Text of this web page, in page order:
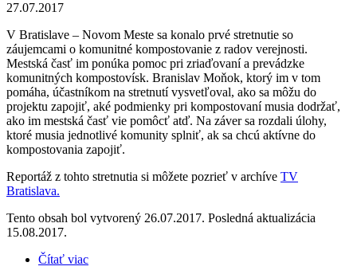
27.07.2017
V Bratislave – Novom Meste sa konalo prvé stretnutie so
záujemcami o komunitné kompostovanie z radov verejnosti.
Mestská časť im ponúka pomoc pri zriaďovaní a prevádzke
komunitných kompostovísk. Branislav Moňok, ktorý im v tom
pomáha, účastníkom na stretnutí vysvetľoval, ako sa môžu do
projektu zapojiť, aké podmienky pri kompostovaní musia dodržať,
ako im mestská časť vie pomôcť atď. Na záver sa rozdali úlohy,
ktoré musia jednotlivé komunity splniť, ak sa chcú aktívne do
kompostovania zapojiť.
Reportáž z tohto stretnutia si môžete pozrieť v archíve TV
Bratislava.
Tento obsah bol vytvorený 26.07.2017. Posledná aktualizácia
15.08.2017.
Čítať viac